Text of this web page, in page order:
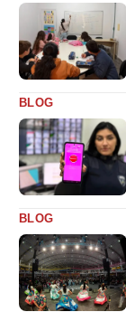
BLOG
BLOG